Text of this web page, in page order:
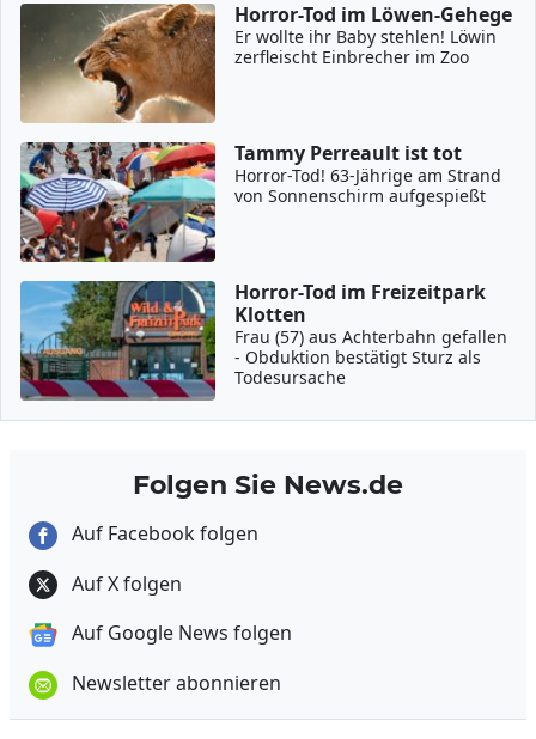
Horror-Tod im Löwen-Gehege
Er wollte ihr Baby stehlen! Löwin
zerfleischt Einbrecher im Zoo
Tammy Perreault ist tot
Horror-Tod! 63-Jährige am Strand
von Sonnenschirm aufgespießt
Horror-Tod im Freizeitpark
Klotten
Frau (57) aus Achterbahn gefallen
- Obduktion bestätigt Sturz als
Todesursache
Folgen Sie News.de
Auf Facebook folgen
Auf X folgen
Auf Google News folgen
Newsletter abonnieren